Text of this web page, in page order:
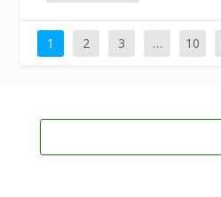
1 2 3 … 10